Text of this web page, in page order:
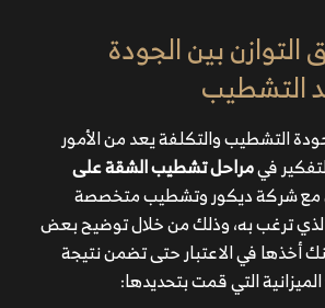
بين الجودة
التشطيب
التشطيب والتكلفة يعد من الأمور
فيمراحل تشطيب الشقة على
مع شركة ديكور وتشطيب متخصصة
ترغب به، وذلك من خلال توضيح بعض
أخذها في الاعتبار حتى تضمن نتيجة
التي قمت بتحديدها: